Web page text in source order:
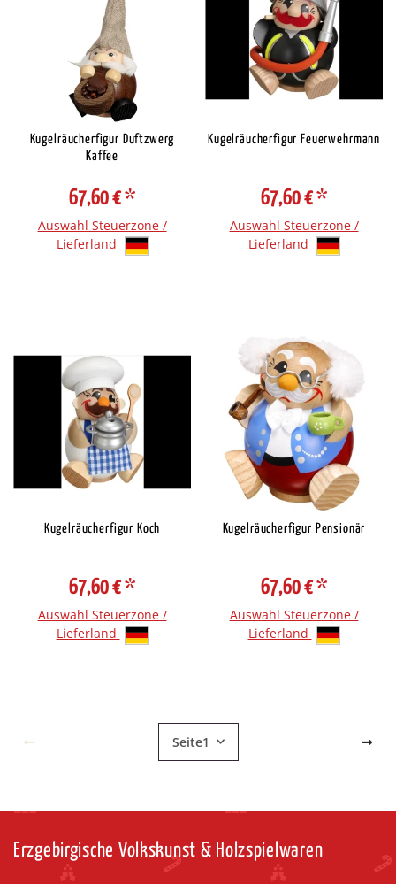
Kugelräucherfigur Duftzwerg
Kaffee
67,60 €*
Auswahl Steuerzone /
Lieferland
Kugelräucherfigur Feuerwehrmann
67,60 €*
Auswahl Steuerzone /
Lieferland
Kugelräucherfigur Koch
67,60 €*
Auswahl Steuerzone /
Lieferland
Kugelräucherfigur Pensionär
67,60 €*
Auswahl Steuerzone /
Lieferland
Seite1
Erzgebirgische Volkskunst & Holzspielwaren